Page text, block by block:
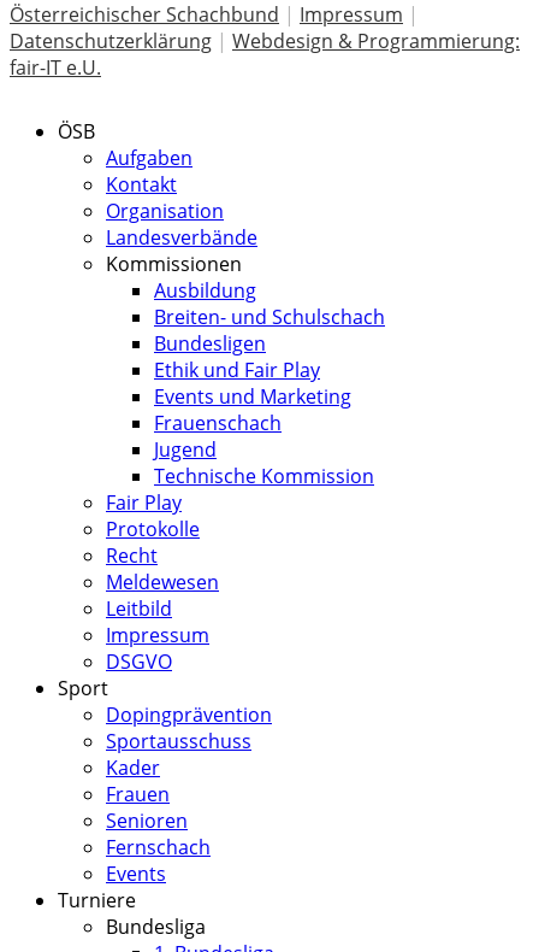
Österreichischer Schachbund | Impressum |
Datenschutzerklärung | Webdesign & Programmierung:
fair-IT e.U.
ÖSB
Aufgaben
Kontakt
Organisation
Landesverbände
Kommissionen
Ausbildung
Breiten- und Schulschach
Bundesligen
Ethik und Fair Play
Events und Marketing
Frauenschach
Jugend
Technische Kommission
Fair Play
Protokolle
Recht
Meldewesen
Leitbild
Impressum
DSGVO
Sport
Dopingprävention
Sportausschuss
Kader
Frauen
Senioren
Fernschach
Events
Turniere
Bundesliga